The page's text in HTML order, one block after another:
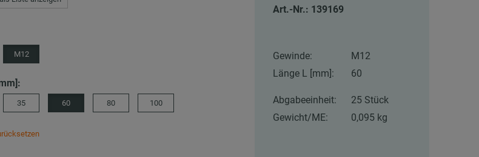
M12
35 60 80 100
Art.-Nr.: 139169
Gewinde:
M12
Länge L [mm]:
60
Abgabeeinheit:
25 Stück
Gewicht/ME:
0,095 kg